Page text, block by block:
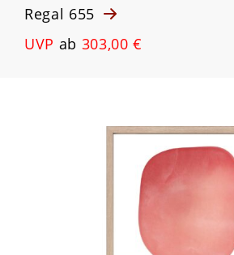
Regal 655
UVP ab 303,00 €